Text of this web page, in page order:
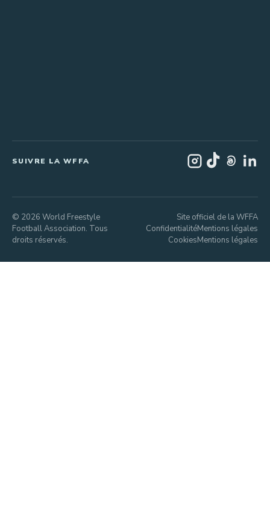
SUIVRE LA WFFA
© 2026 World Freestyle
Football Association. Tous
droits réservés.
Site officiel de la WFFA
ConfidentialitéMentions légales
CookiesMentions légales